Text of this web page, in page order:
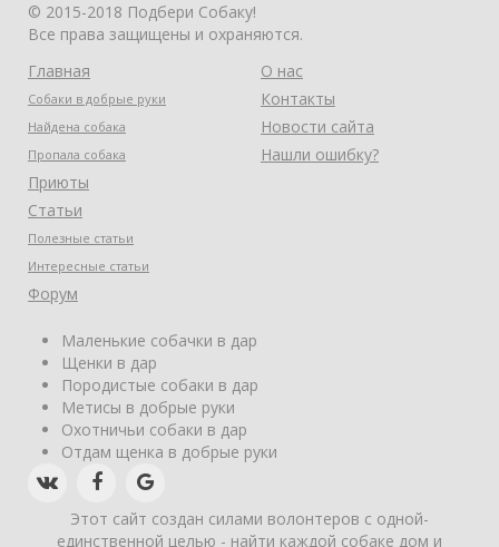
© 2015-2018 Подбери Собаку!
Все права защищены и охраняются.
Главная
Собаки в добрые руки
Найдена собака
Пропала собака
Приюты
Статьи
Полезные статьи
Интересные статьи
Форум
О нас
Контакты
Новости сайта
Нашли ошибку?
Маленькие собачки в дар
Щенки в дар
Породистые собаки в дар
Метисы в добрые руки
Охотничьи собаки в дар
Отдам щенка в добрые руки
Этот сайт создан силами волонтеров с одной-
единственной целью - найти каждой собаке дом и